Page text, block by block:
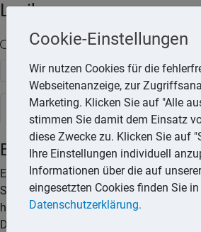
Lexika
Volltext-Suche in den Lexika
Suchen
Rechtslexikon
Bußgeldbescheid im
Ein Bußgeld im Ausland kann ganz
Schon bei geringen Vergehen fallen
höher aus als bei vergleichbaren
Deutschland. Ob ausländische
Cookie-Einstellungen
Wir nutzen Cookies für die
Webseitenanzeige, zur
Marketing. Klicken Sie auf "Alle
stimmen Sie damit dem Einsatz
diese Zwecke zu. Klicken Sie auf
Ihre Einstellungen individuell
Informationen über die auf
eingesetzten Cookies finden Sie
Datenschutzerklärung.